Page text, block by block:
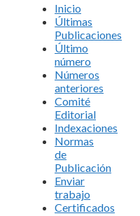
Inicio
Últimas
Publicaciones
Último
número
Números
anteriores
Comité
Editorial
Indexaciones
Normas
de
Publicación
Enviar
trabajo
Certificados